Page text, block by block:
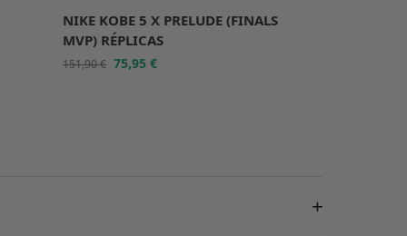
NIKE KOBE 5 X PRELUDE (FINALS
MVP) RÉPLICAS
151,90€ 75,95€
+